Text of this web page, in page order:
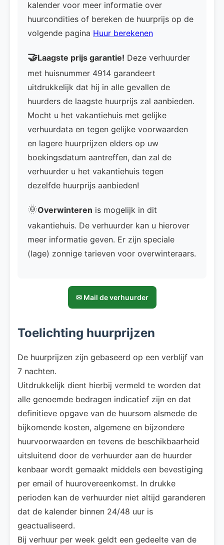
kalender voor meer informatie over
huurcondities of bereken de huurprijs op de
volgende pagina Huur berekenen
🤝Laagste prijs garantie! Deze verhuurder
met huisnummer 4914 garandeert
uitdrukkelijk dat hij in alle gevallen de
huurders de laagste huurprijs zal aanbieden.
Mocht u het vakantiehuis met gelijke
verhuurdata en tegen gelijke voorwaarden
en lagere huurprijzen elders op uw
boekingsdatum aantreffen, dan zal de
verhuurder u het vakantiehuis tegen
dezelfde huurprijs aanbieden!
🌞Overwinteren is mogelijk in dit
vakantiehuis. De verhuurder kan u hierover
meer informatie geven. Er zijn speciale
(lage) zonnige tarieven voor overwinteraars.
✉ Mail de verhuurder
Toelichting huurprijzen
De huurprijzen zijn gebaseerd op een verblijf van
7 nachten.
Uitdrukkelijk dient hierbij vermeld te worden dat
alle genoemde bedragen indicatief zijn en dat
definitieve opgave van de huursom alsmede de
bijkomende kosten, algemene en bijzondere
huurvoorwaarden en tevens de beschikbaarheid
uitsluitend door de verhuurder aan de huurder
kenbaar wordt gemaakt middels een bevestiging
per email of huurovereenkomst. In drukke
perioden kan de verhuurder niet altijd garanderen
dat de kalender binnen 24/48 uur is
geactualiseerd.
Bij verhuur per week geldt een gedeelte van de